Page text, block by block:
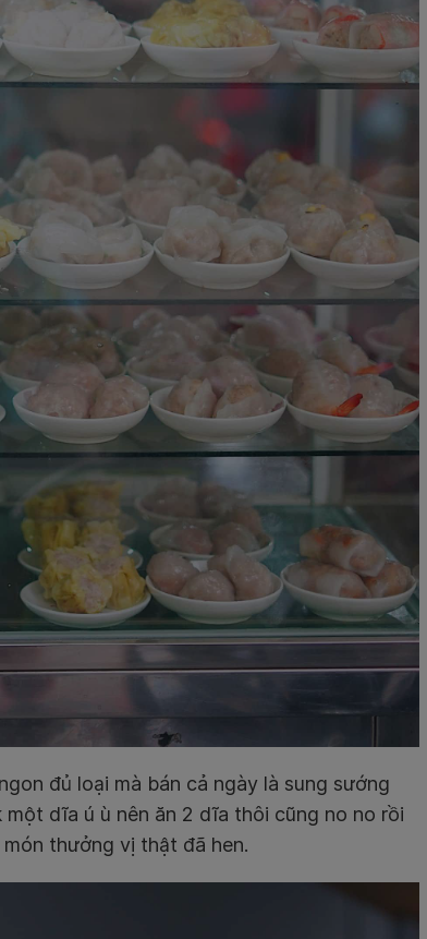
đủ loại mà bán cả ngày là sung sướng
dĩa ú ù nên ăn 2 dĩa thôi cũng no no rồi
thưởng vị thật đã hen.